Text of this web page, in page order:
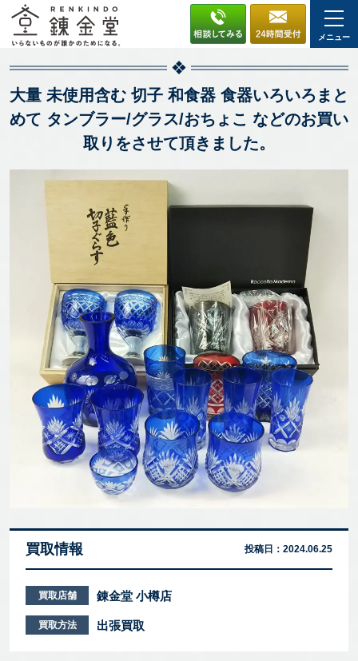
メニュー
大量 未使用含む 切子 和食器 食器いろいろまと
めて タンブラー/グラス/おちょこ などのお買い
取りをさせて頂きました。
買取情報 投稿日： 2024.06.25
買取店舗 錬金堂 小樽店
買取方法 出張買取